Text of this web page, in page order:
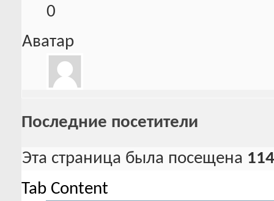
0
Аватар
Последние посетители
Эта страница была посещена 114
Tab Content